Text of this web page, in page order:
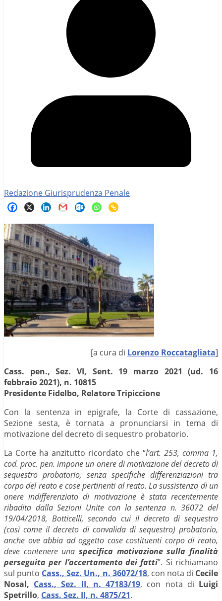
Redazione Giurisprudenza Penale
[a cura di Lorenzo Roccatagliata]
Cass. pen., Sez. VI, Sent. 19 marzo 2021 (ud. 16
febbraio 2021), n. 10815
Presidente Fidelbo, Relatore Tripiccione
Con la sentenza in epigrafe, la Corte di cassazione,
Sezione sesta, è tornata a pronunciarsi in tema di
motivazione del decreto di sequestro probatorio.
La Corte ha anzitutto ricordato che “l’art. 253, comma 1,
cod. proc. pen. impone un onere di motivazione del decreto di
sequestro probatorio, senza specifiche differenziazioni tra
corpo del reato e cose pertinenti al reato. La sussistenza di un
onere indifferenziato di motivazione è stata recentemente
ribadita dalla Sezioni Unite con la sentenza n. 36072 del
19/04/2018, Botticelli, secondo cui il decreto di sequestro
(così come il decreto di convalida di sequestro) probatorio,
anche ove abbia ad oggetto cose costituenti corpo di reato,
deve contenere una specifica motivazione sulla finalità
perseguita per l’accertamento dei fatti”. Si richiamano
sul punto Cass., Sez. Un., n. 36072/18, con nota di Cecile
Nosal, Cass., Sez. II, n. 47183/19, con nota di Luigi
Spetrillo, Cass. Sez. II, n. 4875/21.